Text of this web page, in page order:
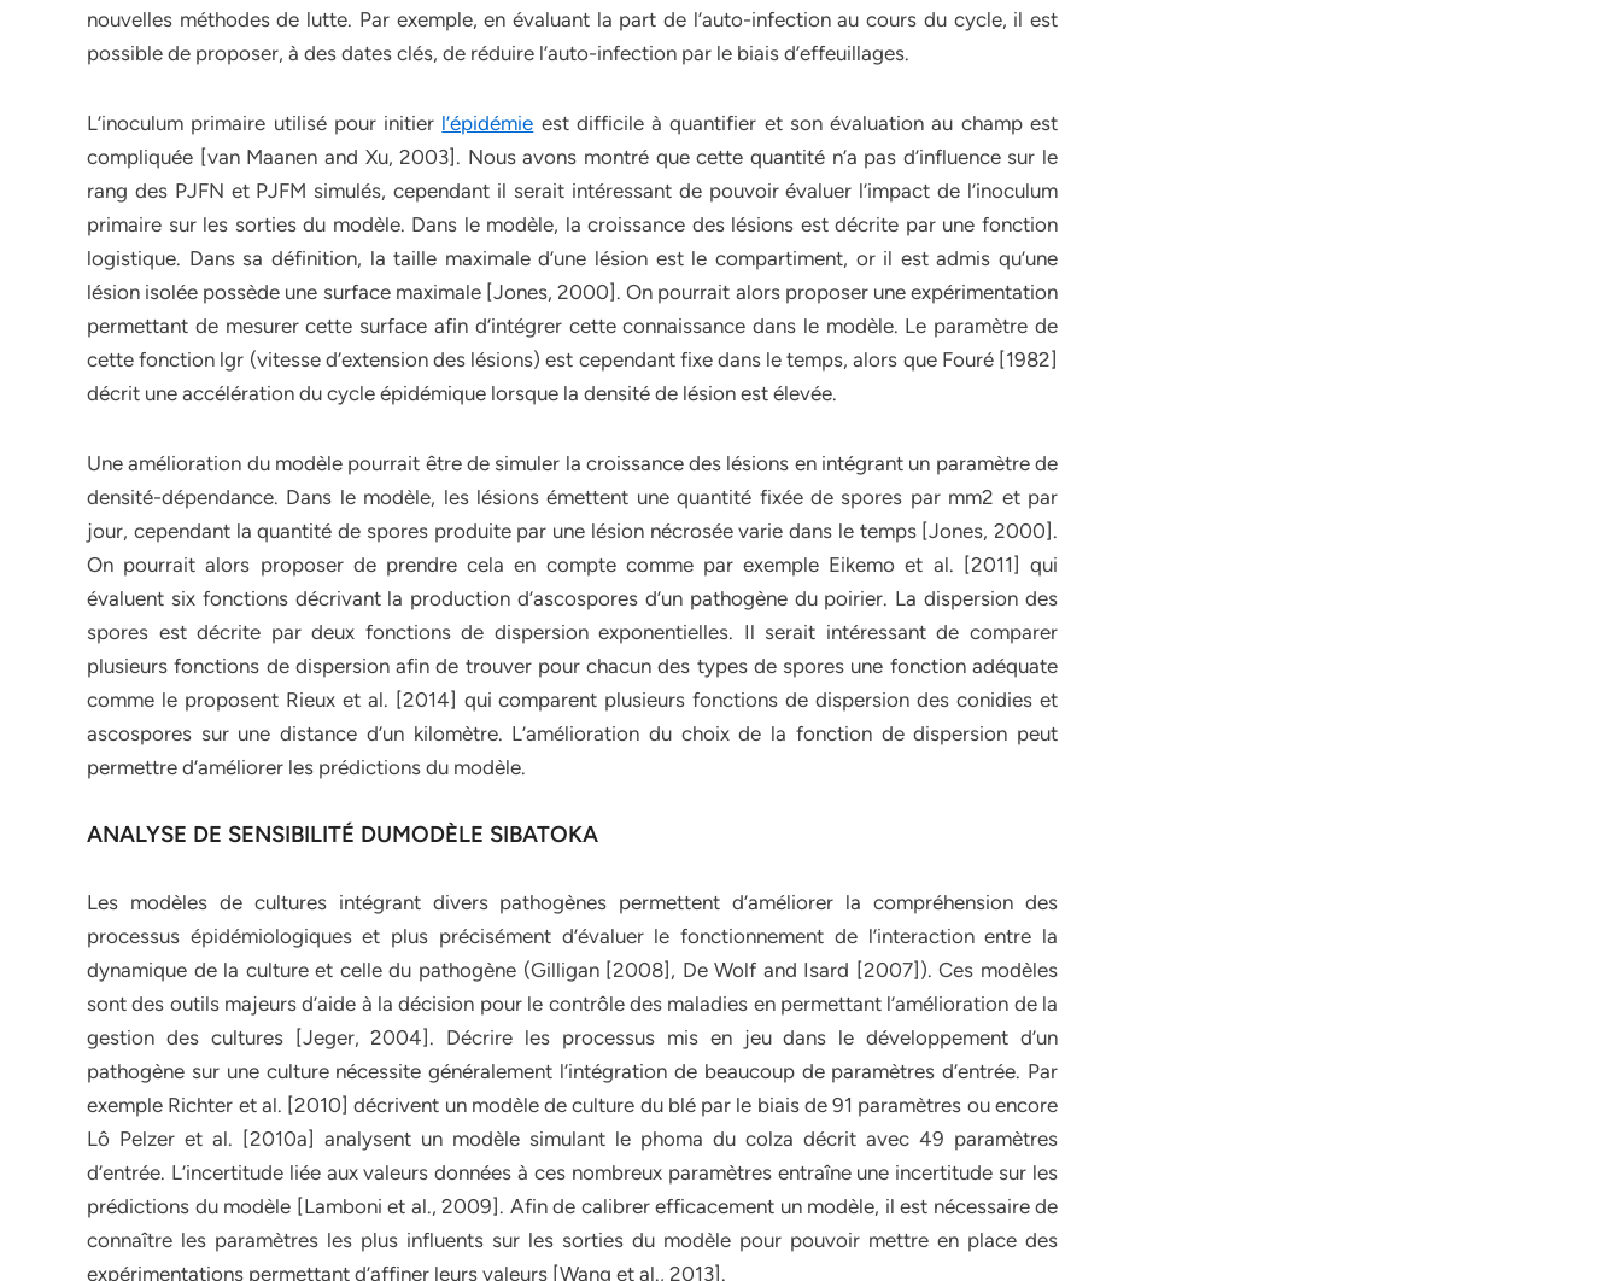
nouvelles méthodes de lutte. Par exemple, en évaluant la part de l’auto-infection au cours du cycle, il est
possible de proposer, à des dates clés, de réduire l’auto-infection par le biais d’effeuillages.
L’inoculum primaire utilisé pour initier l’épidémie est difficile à quantifier et son évaluation au champ est
compliquée [van Maanen and Xu, 2003]. Nous avons montré que cette quantité n’a pas d’influence sur le
rang des PJFN et PJFM simulés, cependant il serait intéressant de pouvoir évaluer l’impact de l’inoculum
primaire sur les sorties du modèle. Dans le modèle, la croissance des lésions est décrite par une fonction
logistique. Dans sa définition, la taille maximale d’une lésion est le compartiment, or il est admis qu’une
lésion isolée possède une surface maximale [Jones, 2000]. On pourrait alors proposer une expérimentation
permettant de mesurer cette surface afin d’intégrer cette connaissance dans le modèle. Le paramètre de
cette fonction lgr (vitesse d’extension des lésions) est cependant fixe dans le temps, alors que Fouré [1982]
décrit une accélération du cycle épidémique lorsque la densité de lésion est élevée.
Une amélioration du modèle pourrait être de simuler la croissance des lésions en intégrant un paramètre de
densité-dépendance. Dans le modèle, les lésions émettent une quantité fixée de spores par mm2 et par
jour, cependant la quantité de spores produite par une lésion nécrosée varie dans le temps [Jones, 2000].
On pourrait alors proposer de prendre cela en compte comme par exemple Eikemo et al. [2011] qui
évaluent six fonctions décrivant la production d’ascospores d’un pathogène du poirier. La dispersion des
spores est décrite par deux fonctions de dispersion exponentielles. Il serait intéressant de comparer
plusieurs fonctions de dispersion afin de trouver pour chacun des types de spores une fonction adéquate
comme le proposent Rieux et al. [2014] qui comparent plusieurs fonctions de dispersion des conidies et
ascospores sur une distance d’un kilomètre. L’amélioration du choix de la fonction de dispersion peut
permettre d’améliorer les prédictions du modèle.
ANALYSE DE SENSIBILITÉ DUMODÈLE SIBATOKA
Les modèles de cultures intégrant divers pathogènes permettent d’améliorer la compréhension des
processus épidémiologiques et plus précisément d’évaluer le fonctionnement de l’interaction entre la
dynamique de la culture et celle du pathogène (Gilligan [2008], De Wolf and Isard [2007]). Ces modèles
sont des outils majeurs d’aide à la décision pour le contrôle des maladies en permettant l’amélioration de la
gestion des cultures [Jeger, 2004]. Décrire les processus mis en jeu dans le développement d’un
pathogène sur une culture nécessite généralement l’intégration de beaucoup de paramètres d’entrée. Par
exemple Richter et al. [2010] décrivent un modèle de culture du blé par le biais de 91 paramètres ou encore
Lô Pelzer et al. [2010a] analysent un modèle simulant le phoma du colza décrit avec 49 paramètres
d’entrée. L’incertitude liée aux valeurs données à ces nombreux paramètres entraîne une incertitude sur les
prédictions du modèle [Lamboni et al., 2009]. Afin de calibrer efficacement un modèle, il est nécessaire de
connaître les paramètres les plus influents sur les sorties du modèle pour pouvoir mettre en place des
expérimentations permettant d’affiner leurs valeurs [Wang et al., 2013].